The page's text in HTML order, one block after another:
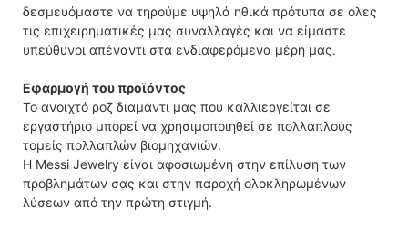
δεσμευόμαστε να τηρούμε υψηλά ηθικά πρότυπα σε όλες
τις επιχειρηματικές μας συναλλαγές και να είμαστε
υπεύθυνοι απέναντι στα ενδιαφερόμενα μέρη μας.
Εφαρμογή του προϊόντος
Το ανοιχτό ροζ διαμάντι μας που καλλιεργείται σε
εργαστήριο μπορεί να χρησιμοποιηθεί σε πολλαπλούς
τομείς πολλαπλών βιομηχανιών.
Η Messi Jewelry είναι αφοσιωμένη στην επίλυση των
προβλημάτων σας και στην παροχή ολοκληρωμένων
λύσεων από την πρώτη στιγμή.